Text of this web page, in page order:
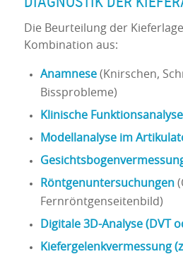
Die Beurteilung der
Kombination aus:
Anamnese(Knirschen,
Bissprobleme)
Klinische Funktionsanalyse
Modellanalyse im
Röntgenuntersuchungen
Fernröntgenseitenbild)
Digitale 3D-Analyse (DVT
Kiefergelenkvermessung